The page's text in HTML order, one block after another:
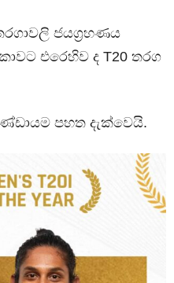
ජයග්‍රහණය
එරෙහිව ද T20 තරග
පහත දැක්වෙයි.